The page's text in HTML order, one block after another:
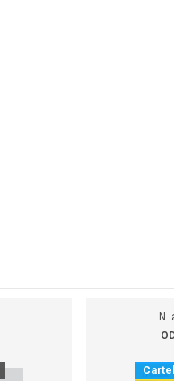
N.